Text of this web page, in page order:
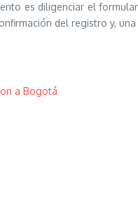
es diligenciar el
del registro y,
a Bogotá